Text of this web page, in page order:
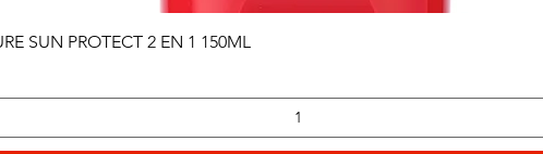
SUN PROTECT 2 EN 1 150ML